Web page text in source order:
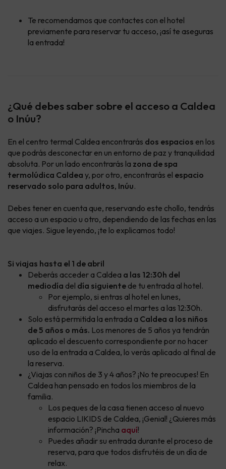
Te recomendamos que contactes con el hotel
previamente para reservar tu acceso, ¡así te aseguras
la entrada!
¿Qué debes saber sobre el acceso a Caldea
o Inúu?
En el centro termal Caldea encontrarás dos espacios en los
que podrás desconectar en un entorno de paz y tranquilidad
absoluta. Por un lado encontrarás la zona de spa
termolúdica Caldea y, por otro, encontrarás el espacio
reservado solo para adultos, Inúu.
Debes tener en cuenta que, reservando este chollo, tendrás
acceso a un espacio u otro, dependiendo de las fechas en las
que viajes. Sigue leyendo, ¡te lo explicamos todo!
Si viajas hasta el 1 de abril
Deberás acceder a Caldea a las 12:30h del
mediodía del día siguiente de tu entrada al hotel.
Por ejemplo, si entras al hotel en lunes,
disfrutarás del acceso el martes a las 12:30h.
Solo está permitida la entrada a Caldea a los niños
de 5 años o más. Los menores de 5 años ya tendrán
aplicado el descuento correspondiente por no hacer
uso de la entrada a Caldea, lo verás aplicado al final de
la reserva.
¿Viajas con niños de 3 y 4 años? ¡No te preocupes! En
Caldea han pensado en todos los miembros de la
familia.
Los peques de la casa tienen acceso al nuevo
espacio LIKIDS de Caldea, ¡Genial! ¿Quieres más
información? ¡Pincha aquí!
Puedes añadir su entrada durante el proceso de
reserva, para que todos disfrutéis de un día de
relax.